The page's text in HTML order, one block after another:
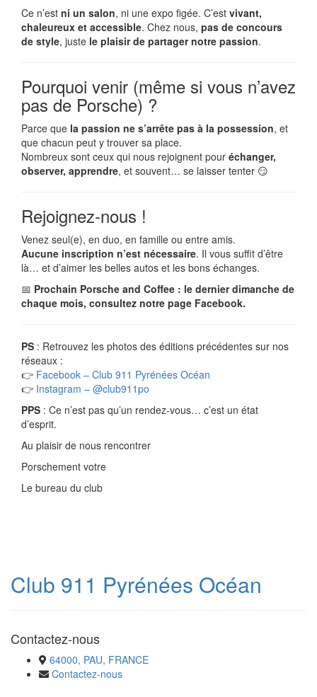
Ce n’est ni un salon, ni une expo figée. C’est vivant,
chaleureux et accessible. Chez nous, pas de concours
de style, juste le plaisir de partager notre passion.
Pourquoi venir (même si vous n’avez
pas de Porsche) ?
Parce que la passion ne s’arrête pas à la possession, et
que chacun peut y trouver sa place.
Nombreux sont ceux qui nous rejoignent pour échanger,
observer, apprendre, et souvent… se laisser tenter 😏
Rejoignez-nous !
Venez seul(e), en duo, en famille ou entre amis.
Aucune inscription n’est nécessaire. Il vous suffit d’être
là… et d’aimer les belles autos et les bons échanges.
📅 Prochain Porsche and Coffee : le dernier dimanche de
chaque mois, consultez notre page Facebook.
PS : Retrouvez les photos des éditions précédentes sur nos
réseaux :
👉 Facebook – Club 911 Pyrénées Océan
👉 Instagram – @club911po
PPS : Ce n’est pas qu’un rendez-vous… c’est un état
d’esprit.
Au plaisir de nous rencontrer
Porschement votre
Le bureau du club
Club 911 Pyrénées Océan
Contactez-nous
64000, PAU, FRANCE
Contactez-nous